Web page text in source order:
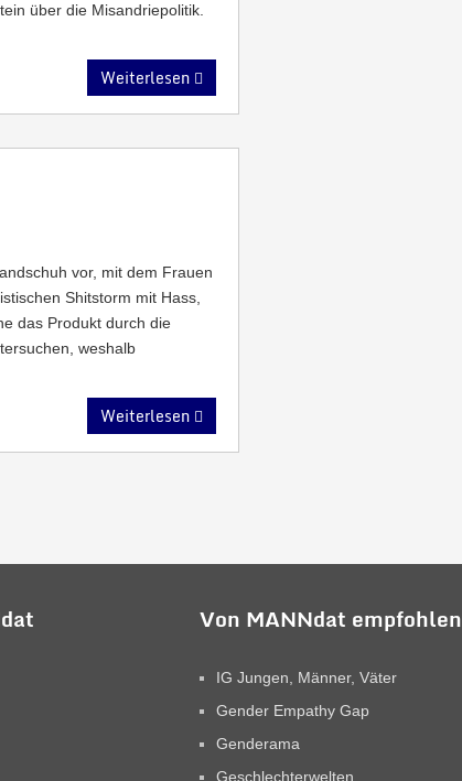
über die Misandriepolitik.
Weiterlesen
vor, mit dem Frauen
Shitstorm mit Hass,
das Produkt durch die
weshalb
Weiterlesen
Von MANNdat empfohlen
IG Jungen, Männer, Väter
Gender Empathy Gap
Genderama
Geschlechterwelten